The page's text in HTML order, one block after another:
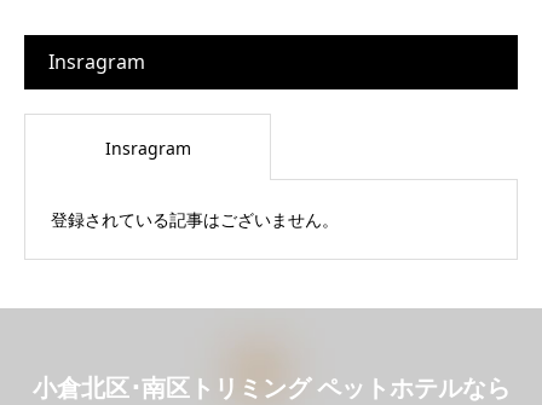
Insragram
Insragram
登録されている記事はございません。
小倉北区･南区トリミング ペットホテルなら